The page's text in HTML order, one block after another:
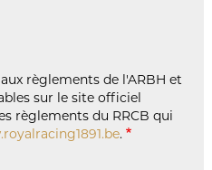
règlements de l'ARBH et
sur le site officiel
règlements du RRCB qui
.